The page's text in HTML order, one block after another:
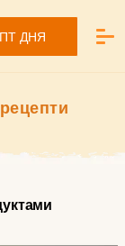
ДНЯ